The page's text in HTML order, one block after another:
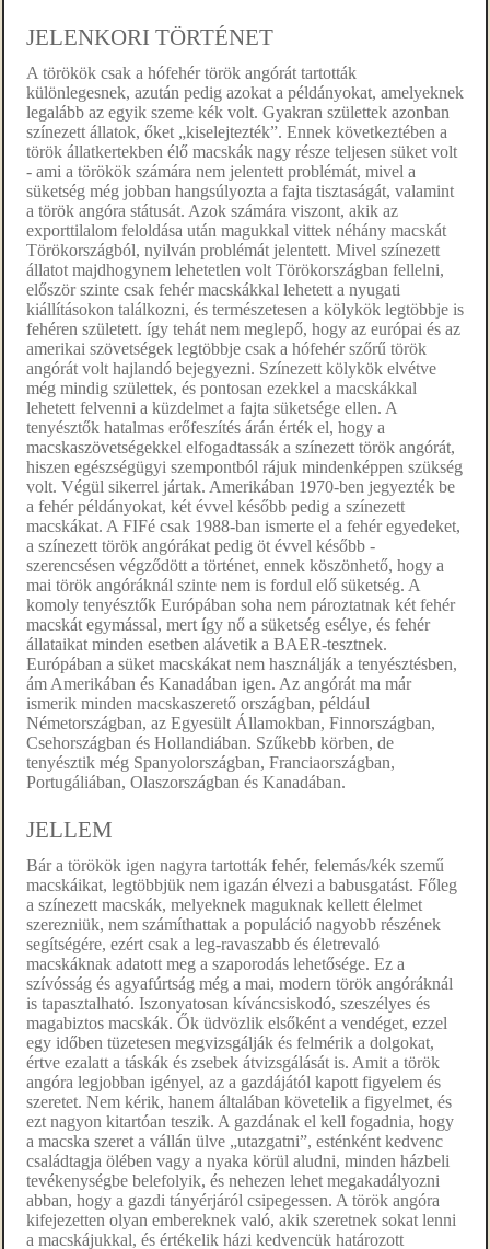
JELENKORI TÖRTÉNET
A törökök csak a hófehér török angórát tartották
különlegesnek, azután pedig azokat a példányokat, amelyeknek
legalább az egyik szeme kék volt. Gyakran születtek azonban
színezett állatok, őket „kiselejtezték”. Ennek következtében a
török állatkertekben élő macskák nagy része teljesen süket volt
- ami a törökök számára nem jelentett problémát, mivel a
süketség még jobban hangsúlyozta a fajta tisztaságát, valamint
a török angóra státusát. Azok számára viszont, akik az
exporttilalom feloldása után magukkal vittek néhány macskát
Törökországból, nyilván problémát jelentett. Mivel színezett
állatot majdhogynem lehetetlen volt Törökországban fellelni,
először szinte csak fehér macskákkal lehetett a nyugati
kiállításokon találkozni, és természetesen a kölykök legtöbbje is
fehéren született. így tehát nem meglepő, hogy az európai és az
amerikai szövetségek legtöbbje csak a hófehér szőrű török
angórát volt hajlandó bejegyezni. Színezett kölykök elvétve
még mindig születtek, és pontosan ezekkel a macskákkal
lehetett felvenni a küzdelmet a fajta süketsége ellen. A
tenyésztők hatalmas erőfeszítés árán érték el, hogy a
macskaszövetségekkel elfogadtassák a színezett török angórát,
hiszen egészségügyi szempontból rájuk mindenképpen szükség
volt. Végül sikerrel jártak. Amerikában 1970-ben jegyezték be
a fehér példányokat, két évvel később pedig a színezett
macskákat. A FIFé csak 1988-ban ismerte el a fehér egyedeket,
a színezett török angórákat pedig öt évvel később -
szerencsésen végződött a történet, ennek köszönhető, hogy a
mai török angóráknál szinte nem is fordul elő süketség. A
komoly tenyésztők Európában soha nem pároztatnak két fehér
macskát egymással, mert így nő a süketség esélye, és fehér
állataikat minden esetben alávetik a BAER-tesztnek.
Európában a süket macskákat nem használják a tenyésztésben,
ám Amerikában és Kanadában igen. Az angórát ma már
ismerik minden macskaszerető országban, például
Németországban, az Egyesült Államokban, Finnországban,
Csehországban és Hollandiában. Szűkebb körben, de
tenyésztik még Spanyolországban, Franciaországban,
Portugáliában, Olaszországban és Kanadában.
JELLEM
Bár a törökök igen nagyra tartották fehér, felemás/kék szemű
macskáikat, legtöbbjük nem igazán élvezi a babusgatást. Főleg
a színezett macskák, melyeknek maguknak kellett élelmet
szerezniük, nem számíthattak a populáció nagyobb részének
segítségére, ezért csak a leg-ravaszabb és életrevaló
macskáknak adatott meg a szaporodás lehetősége. Ez a
szívósság és agyafúrtság még a mai, modern török angóráknál
is tapasztalható. Iszonyatosan kíváncsiskodó, szeszélyes és
magabiztos macskák. Ők üdvözlik elsőként a vendéget, ezzel
egy időben tüzetesen megvizsgálják és felmérik a dolgokat,
értve ezalatt a táskák és zsebek átvizsgálását is. Amit a török
angóra legjobban igényel, az a gazdájától kapott figyelem és
szeretet. Nem kérik, hanem általában követelik a figyelmet, és
ezt nagyon kitartóan teszik. A gazdának el kell fogadnia, hogy
a macska szeret a vállán ülve „utazgatni”, esténként kedvenc
családtagja ölében vagy a nyaka körül aludni, minden házbeli
tevékenységbe belefolyik, és nehezen lehet megakadályozni
abban, hogy a gazdi tányérjáról csipegessen. A török angóra
kifejezetten olyan embereknek való, akik szeretnek sokat lenni
a macskájukkal, és értékelik házi kedvencük határozott